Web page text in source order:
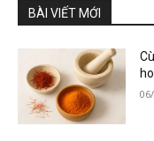
BÀI VIẾT MỚI